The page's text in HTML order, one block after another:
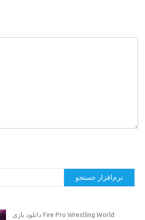
نرم‌افزار جستجو
دانلود بازی Fire Pro Wrestling World